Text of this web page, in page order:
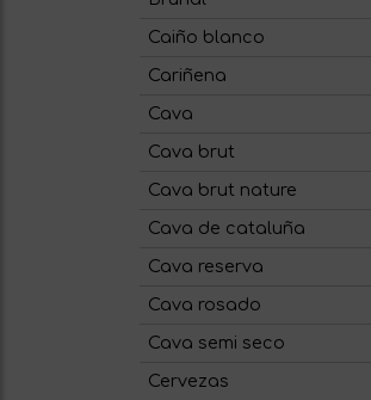
Caiño blanco
Cariñena
Cava
Cava brut
Cava brut nature
Cava de cataluña
Cava reserva
Cava rosado
Cava semi seco
Cervezas